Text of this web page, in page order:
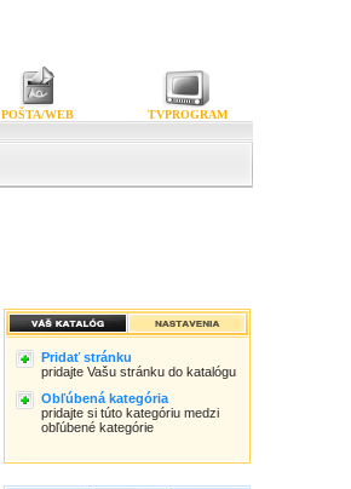
POŠTA/WEB TVPROGRAM
Pridať stránku
pridajte Vašu stránku do katalógu
Obľúbená kategória
pridajte si túto kategóriu medzi
obľúbené kategórie